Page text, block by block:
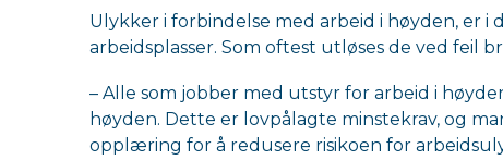
Ulykker i forbindelse med arbeid i høyden, er i
arbeidsplasser. Som oftest utløses de ved feil
– Alle som jobber med utstyr for arbeid i
høyden. Dette er lovpålagte minstekrav, og
opplæring for å redusere risikoen for